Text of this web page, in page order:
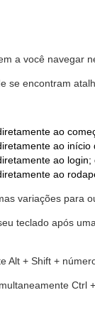
a você navegar
se encontram
ao
ao início
ao login;
ao
variações para
teclado após
Alt + Shift +
Ctrl